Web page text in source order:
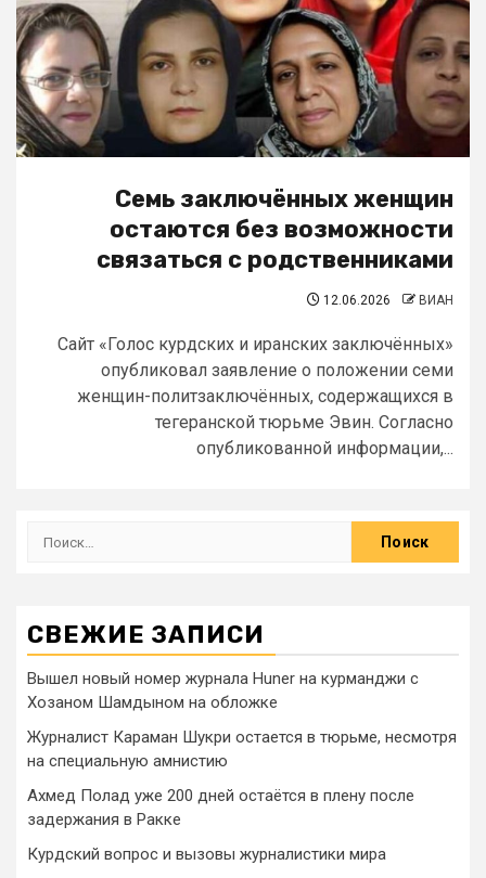
Семь заключённых женщин
остаются без возможности
связаться с родственниками
12.06.2026 ВИАН
Сайт «Голос курдских и иранских заключённых»
опубликовал заявление о положении семи
женщин-политзаключённых, содержащихся в
тегеранской тюрьме Эвин. Согласно
опубликованной информации,...
СВЕЖИЕ ЗАПИСИ
Вышел новый номер журнала Huner на курманджи с
Хозаном Шамдыном на обложке
Журналист Караман Шукри остается в тюрьме, несмотря
на специальную амнистию
Ахмед Полад уже 200 дней остаётся в плену после
задержания в Ракке
Курдский вопрос и вызовы журналистики мира